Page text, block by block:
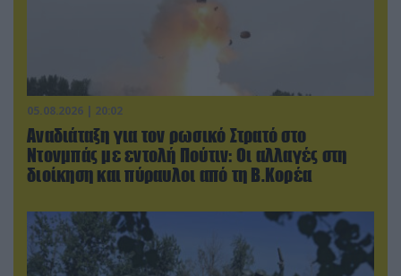
05.08.2026 | 20:02
Αναδιάταξη για τον ρωσικό Στρατό στο
Ντονμπάς με εντολή Πούτιν: Οι αλλαγές στη
διοίκηση και πύραυλοι από τη Β.Κορέα